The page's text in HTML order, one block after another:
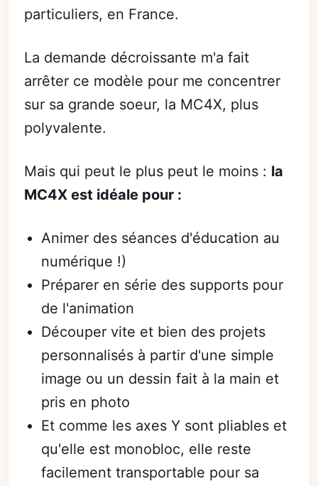
particuliers, en France.
La demande décroissante m'a fait
arrêter ce modèle pour me concentrer
sur sa grande soeur, la MC4X, plus
polyvalente.
Mais qui peut le plus peut le moins : la
MC4X est idéale pour :
Animer des séances d'éducation au
numérique !)
Préparer en série des supports pour
de l'animation
Découper vite et bien des projets
personnalisés à partir d'une simple
image ou un dessin fait à la main et
pris en photo
Et comme les axes Y sont pliables et
qu'elle est monobloc, elle reste
facilement transportable pour sa